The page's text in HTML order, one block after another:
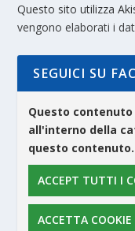
Questo sito utilizza
vengono elaborati i
SEGUICI SU
Questo
all'interno della
questo contenuto.
ACCEPT TUTTI I
ACCETTA COOKIE